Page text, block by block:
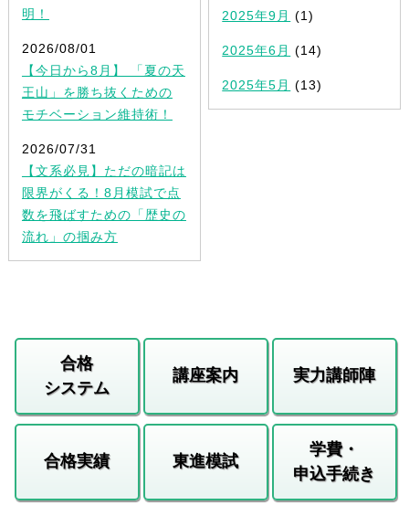
明！
2026/08/01
【今日から8月】 「夏の天
王山」を勝ち抜くための
モチベーション維持術！
2026/07/31
【文系必見】ただの暗記は
限界がくる！8月模試で点
数を飛ばすための「歴史の
流れ」の掴み方
2025年9月 (1)
2025年6月 (14)
2025年5月 (13)
合格
システム
講座案内 実力講師陣
合格実績 東進模試
学費・
申込手続き